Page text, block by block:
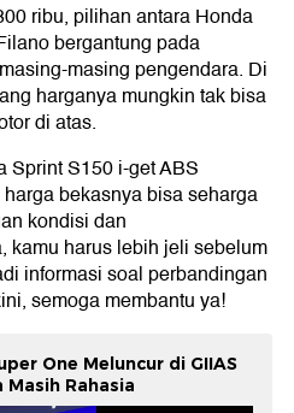
ribu, pilihan antara Honda
bergantung pada
masing pengendara. Di
harganya mungkin tak bisa
di atas.
Sprint S150 i-get ABS
bekasnya bisa seharga
kondisi dan
kamu harus lebih jeli sebelum
informasi soal perbandingan
semoga membantu ya!
One Meluncur di GIIAS
Masih Rahasia